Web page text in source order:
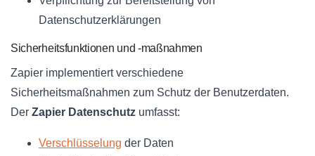
Datenschutzerklärungen
Sicherheitsfunktionen und -maßnahmen
Zapier implementiert verschiedene
Sicherheitsmaßnahmen zum Schutz der Benutzerdaten.
Der Zapier Datenschutz umfasst:
Verschlüsselung der Daten